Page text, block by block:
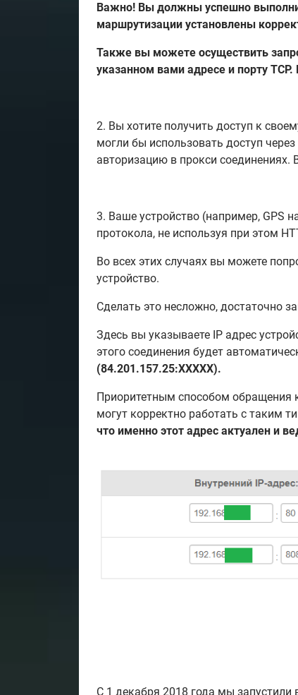
Важно! Вы должны успешно
маршрутизации установлены
Также вы можете осуществить
указанном вами адресе и порту
2. Вы хотите получить доступ к
могли бы использовать доступ
авторизацию в прокси соединениях.
3. Ваше устройство (например, GPS
протокола, не используя при этом
Во всех этих случаях вы можете
устройство.
Сделать это несложно, достаточно
Здесь вы указываете IP адрес
этого соединения будет
(84.201.157.25:XXXXX).
Приоритетным способом обращения
могут корректно работать с таким
что именно этот адрес актуален и
С 1 декабря 2018 года мы